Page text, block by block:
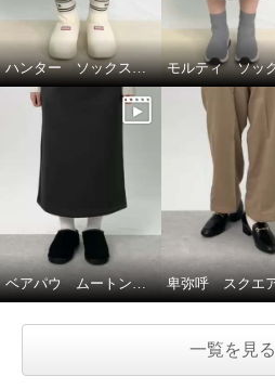
ハンター ソックススリッパ☆
ベアパウ ムートン調厚底スリッポン☆
一覧を見る